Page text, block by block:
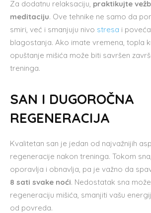
Za dodatnu relaksaciju, praktikujte
meditaciju. Ove tehnike ne samo da
smiri, već i smanjuju nivo stresa i
blagostanja. Ako imate vremena, topla
opuštanje mišića može biti savršen
treninga.
SAN I DUGOROČNA
REGENERACIJA
Kvalitetan san je jedan od najvažnijih
regeneracije nakon treninga. Tokom
oporavlja i obnavlja, pa je važno da
8 sati svake noći. Nedostatak sna
regeneraciju mišića, smanjiti vašu
od povreda.